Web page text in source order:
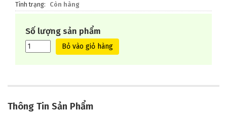
Tình trạng Còn hàng
Số lượng sản phẩm
Bỏ vào giỏ hàng
Thông Tin Sản Phẩm